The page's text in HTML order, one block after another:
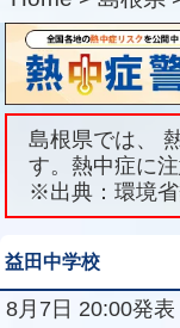
島根県では、
す。熱中症に
※出典：環境省
益田中学校
8月7日 20:00発表